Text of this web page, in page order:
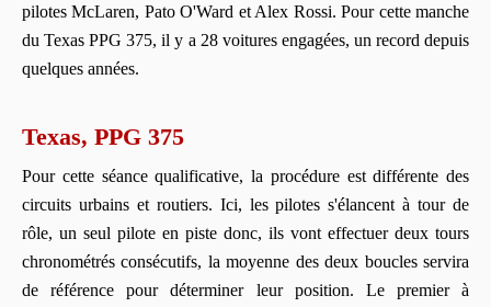
pilotes McLaren, Pato O'Ward et Alex Rossi. Pour cette manche
du Texas PPG 375, il y a 28 voitures engagées, un record depuis
quelques années.
Texas, PPG 375
Pour cette séance qualificative, la procédure est différente des
circuits urbains et routiers. Ici, les pilotes s'élancent à tour de
rôle, un seul pilote en piste donc, ils vont effectuer deux tours
chronométrés consécutifs, la moyenne des deux boucles servira
de référence pour déterminer leur position. Le premier à